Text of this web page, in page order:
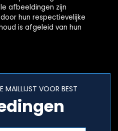
afbeeldingen zijn
hun respectievelijke
is afgeleid van hun
MAILLIJST VOOR BEST